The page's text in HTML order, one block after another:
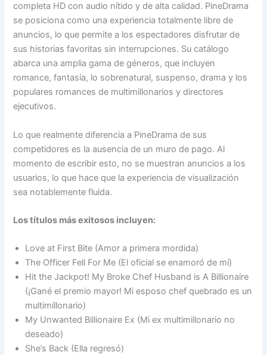
completa HD con audio nítido y de alta calidad. PineDrama
se posiciona como una experiencia totalmente libre de
anuncios, lo que permite a los espectadores disfrutar de
sus historias favoritas sin interrupciones. Su catálogo
abarca una amplia gama de géneros, que incluyen
romance, fantasía, lo sobrenatural, suspenso, drama y los
populares romances de multimillonarios y directores
ejecutivos.
Lo que realmente diferencia a PineDrama de sus
competidores es la ausencia de un muro de pago. Al
momento de escribir esto, no se muestran anuncios a los
usuarios, lo que hace que la experiencia de visualización
sea notablemente fluida.
Los títulos más exitosos incluyen:
Love at First Bite (Amor a primera mordida)
The Officer Fell For Me (El oficial se enamoró de mí)
Hit the Jackpot! My Broke Chef Husband is A Billionaire
(¡Gané el premio mayor! Mi esposo chef quebrado es un
multimillonario)
My Unwanted Billionaire Ex (Mi ex multimillonario no
deseado)
She’s Back (Ella regresó)